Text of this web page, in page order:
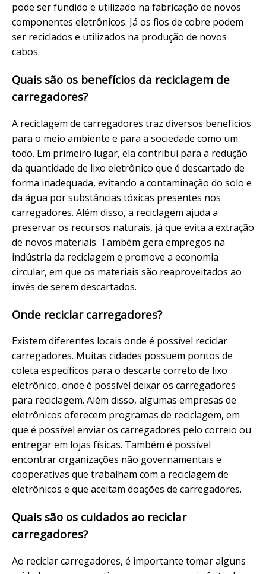
pode ser fundido e utilizado na fabricação de novos
componentes eletrônicos. Já os fios de cobre podem
ser reciclados e utilizados na produção de novos
cabos.
Quais são os benefícios da reciclagem de
carregadores?
A reciclagem de carregadores traz diversos benefícios
para o meio ambiente e para a sociedade como um
todo. Em primeiro lugar, ela contribui para a redução
da quantidade de lixo eletrônico que é descartado de
forma inadequada, evitando a contaminação do solo e
da água por substâncias tóxicas presentes nos
carregadores. Além disso, a reciclagem ajuda a
preservar os recursos naturais, já que evita a extração
de novos materiais. Também gera empregos na
indústria da reciclagem e promove a economia
circular, em que os materiais são reaproveitados ao
invés de serem descartados.
Onde reciclar carregadores?
Existem diferentes locais onde é possível reciclar
carregadores. Muitas cidades possuem pontos de
coleta específicos para o descarte correto de lixo
eletrônico, onde é possível deixar os carregadores
para reciclagem. Além disso, algumas empresas de
eletrônicos oferecem programas de reciclagem, em
que é possível enviar os carregadores pelo correio ou
entregar em lojas físicas. Também é possível
encontrar organizações não governamentais e
cooperativas que trabalham com a reciclagem de
eletrônicos e que aceitam doações de carregadores.
Quais são os cuidados ao reciclar
carregadores?
Ao reciclar carregadores, é importante tomar alguns